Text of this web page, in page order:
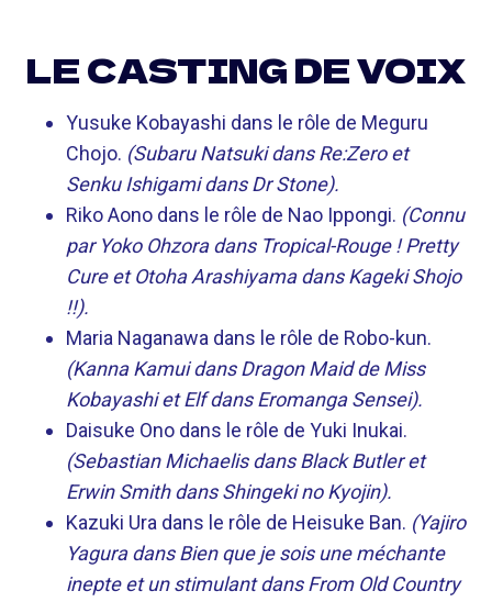
LE CASTING DE VOIX
Yusuke Kobayashi dans le rôle de Meguru
Chojo. (Subaru Natsuki dans Re:Zero et
Senku Ishigami dans Dr Stone).
Riko Aono dans le rôle de Nao Ippongi. (Connu
par Yoko Ohzora dans Tropical-Rouge ! Pretty
Cure et Otoha Arashiyama dans Kageki Shojo
!!).
Maria Naganawa dans le rôle de Robo-kun.
(Kanna Kamui dans Dragon Maid de Miss
Kobayashi et Elf dans Eromanga Sensei).
Daisuke Ono dans le rôle de Yuki Inukai.
(Sebastian Michaelis dans Black Butler et
Erwin Smith dans Shingeki no Kyojin).
Kazuki Ura dans le rôle de Heisuke Ban. (Yajiro
Yagura dans Bien que je sois une méchante
inepte et un stimulant dans From Old Country